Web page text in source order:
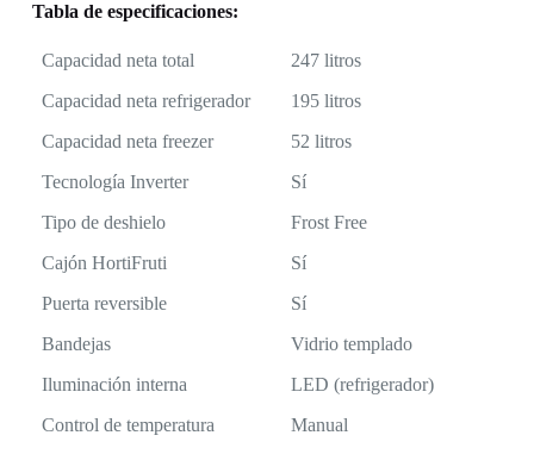
Tabla de especificaciones:
Capacidad neta total
247 litros
Capacidad neta refrigerador
195 litros
Capacidad neta freezer
52 litros
Tecnología Inverter
Sí
Tipo de deshielo
Frost Free
Cajón HortiFruti
Sí
Puerta reversible
Sí
Bandejas
Vidrio templado
Iluminación interna
LED (refrigerador)
Control de temperatura
Manual